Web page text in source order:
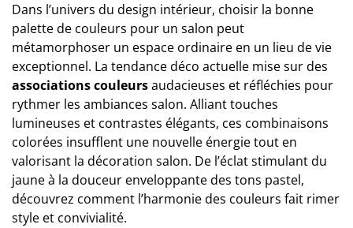
Dans l’univers du design intérieur, choisir la bonne
palette de couleurs pour un salon peut
métamorphoser un espace ordinaire en un lieu de vie
exceptionnel. La tendance déco actuelle mise sur des
associations couleursaudacieuses et réfléchies pour
rythmer les ambiances salon. Alliant touches
lumineuses et contrastes élégants, ces combinaisons
colorées insufflent une nouvelle énergie tout en
valorisant la décoration salon. De l’éclat stimulant du
jaune à la douceur enveloppante des tons pastel,
découvrez comment l’harmonie des couleurs fait rimer
style et convivialité.